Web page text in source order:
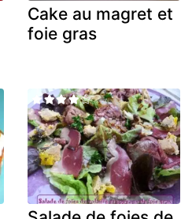
Cake au magret et
foie gras